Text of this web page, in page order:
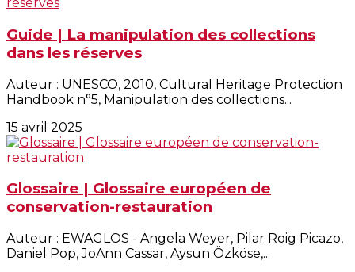
Guide | La manipulation des collections
dans les réserves
Auteur : UNESCO, 2010, Cultural Heritage Protection
Handbook n°5, Manipulation des collections...
15 avril 2025
Glossaire | Glossaire européen de
conservation-restauration
Auteur : EWAGLOS - Angela Weyer, Pilar Roig Picazo,
Daniel Pop, JoAnn Cassar, Aysun Özköse,...